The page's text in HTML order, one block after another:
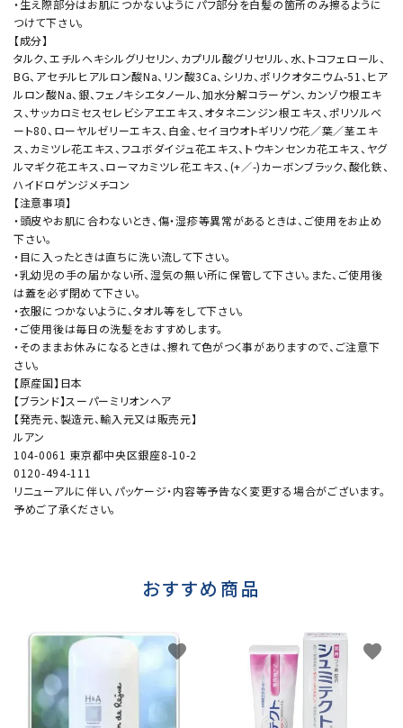
・生え際部分はお肌につかないようにパフ部分を白髪の箇所のみ擦るように
つけて下さい。
【成分】
タルク、エチルヘキシルグリセリン、カプリル酸グリセリル、水、トコフェロール、
BG、アセチルヒアルロン酸Na、リン酸3Ca、シリカ、ポリクオタニウム-51、ヒア
ルロン酸Na、銀、フェノキシエタノール、加水分解コラーゲン、カンゾウ根エキ
ス、サッカロミセスセレビシアエエキス、オタネニンジン根エキス、ポリソルベ
ート80、ローヤルゼリーエキス、白金、セイヨウオトギリソウ花／葉／茎エキ
ス、カミツレ花エキス、フユボダイジュ花エキス、トウキンセンカ花エキス、ヤグ
ルマギク花エキス、ローマカミツレ花エキス、(+／-)カーボンブラック、酸化鉄、
ハイドロゲンジメチコン
【注意事項】
・頭皮やお肌に合わないとき、傷・湿疹等異常があるときは、ご使用をお止め
下さい。
・目に入ったときは直ちに洗い流して下さい。
・乳幼児の手の届かない所、湿気の無い所に保管して下さい。また、ご使用後
は蓋を必ず閉めて下さい。
・衣服につかないように、タオル等をして下さい。
・ご使用後は毎日の洗髪をおすすめします。
・そのままお休みになるときは、擦れて色がつく事がありますので、ご注意下
さい。
【原産国】日本
【ブランド】スーパーミリオンヘア
【発売元、製造元、輸入元又は販売元】
ルアン
104-0061 東京都中央区銀座8-10-2
0120-494-111
リニューアルに伴い、パッケージ・内容等予告なく変更する場合がございます。
予めご了承ください。
おすすめ商品
favorite favorite